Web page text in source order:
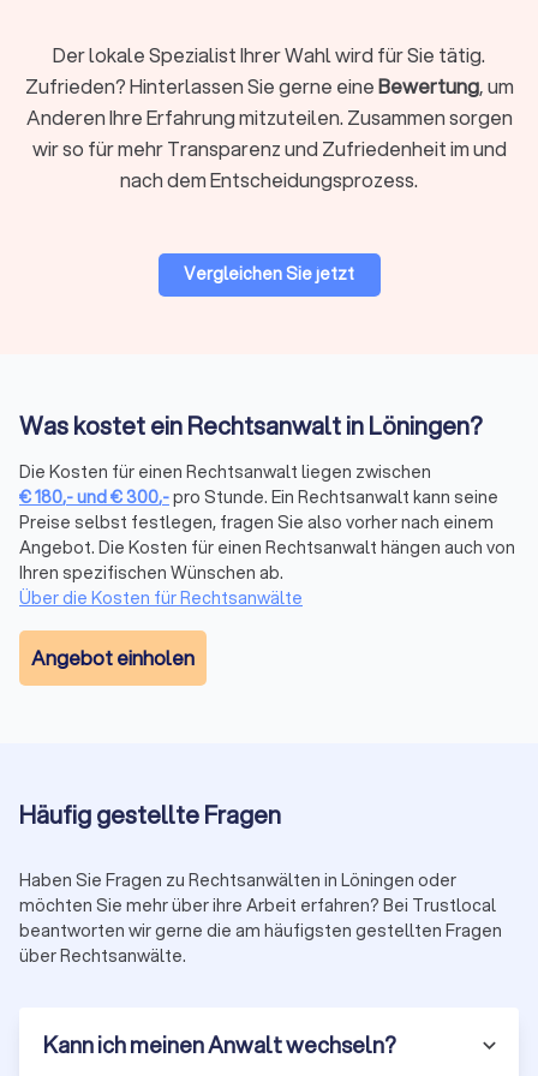
nachgewiesene Erfahrung in seinem Gebiet.
Regionale oder überregionale Suche
Für viele Mandate ist ein Anwalt in Ihrer Nähe praktisch,
insbesondere wenn persönliche Treffen oder
viel Kommunikation heute digital abläuft.
Mandantenbewertungen von verschiedenen Plattformen und
zusammen. So sehen Sie auf einen Blick, wie andere
Mandanten die Kommunikation, Erfolgsquote und Betreuung
bewerten, ohne verschiedene Websites durchsuchen zu
müssen.
Erstberatung nutzen
Viele Anwälte bieten eine Erstberatung an, um Ihren Fall zu
Kompetenz und das persönliche Auftreten des Anwalts zu
Auf Transparenz und Kommunikation achten
Ein guter Anwalt erklärt verständlich, wie er Ihren Fall
einschätzt, welche Erfolgsaussichten bestehen und mit
Kostengestaltung.
Der lokale Spezialist Ihrer Wahl wird für Sie tätig.
Zufrieden? Hinterlassen Sie gerne eineBewertung, um
Anderen Ihre Erfahrung mitzuteilen. Zusammen sorgen
wir so für mehr Transparenz und Zufriedenheit im und
nach dem Entscheidungsprozess.
Vergleichen Sie jetzt
Was kostet ein Rechtsanwalt in Löningen?
Die Kosten für einen Rechtsanwalt liegen zwischen
€180,-und€300,-pro Stunde. Ein Rechtsanwalt kann seine
Preise selbst festlegen, fragen Sie also vorher nach einem
Angebot. Die Kosten für einen Rechtsanwalt hängen auch von
Ihren spezifischen Wünschen ab.
Über die Kosten für Rechtsanwälte
Angebot einholen
Häufig gestellte Fragen
Haben Sie Fragen zu Rechtsanwälten in Löningen oder
möchten Sie mehr über ihre Arbeit erfahren? Bei Trustlocal
beantworten wir gerne die am häufigsten gestellten Fragen
über Rechtsanwälte.
Kann ich meinen Anwalt wechseln?